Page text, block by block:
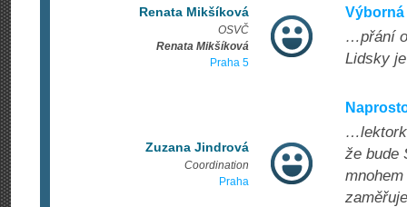
Renata Mikšíková
OSVČ
Renata Mikšíková
Praha 5
…přání
Lidsky
Zuzana Jindrová
Coordination
Praha
že bude